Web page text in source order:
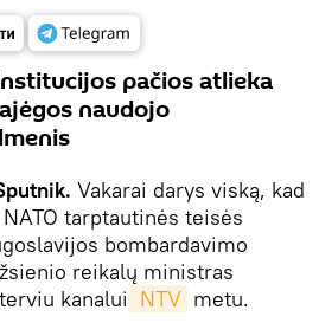
pačios atlieka
naudojo
Vakarai darys viską, kad
tarptautinės teisės
bombardavimo
reikalų ministras
kanalui NTV metu.